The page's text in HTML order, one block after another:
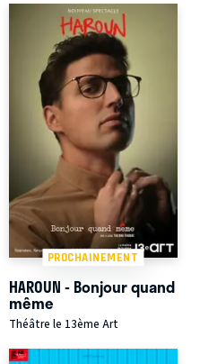
PROCHAINEMENT
HAROUN - Bonjour quand
même
Théâtre le 13ème Art